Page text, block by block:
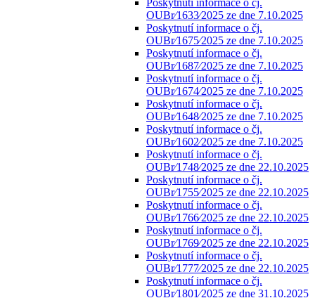
Poskytnutí informace o čj.
OUBr⁄1633⁄2025 ze dne 7.10.2025
Poskytnutí informace o čj.
OUBr⁄1675⁄2025 ze dne 7.10.2025
Poskytnutí informace o čj.
OUBr⁄1687⁄2025 ze dne 7.10.2025
Poskytnutí informace o čj.
OUBr⁄1674⁄2025 ze dne 7.10.2025
Poskytnutí informace o čj.
OUBr⁄1648⁄2025 ze dne 7.10.2025
Poskytnutí informace o čj.
OUBr⁄1602⁄2025 ze dne 7.10.2025
Poskytnutí informace o čj.
OUBr⁄1748⁄2025 ze dne 22.10.2025
Poskytnutí informace o čj.
OUBr⁄1755⁄2025 ze dne 22.10.2025
Poskytnutí informace o čj.
OUBr⁄1766⁄2025 ze dne 22.10.2025
Poskytnutí informace o čj.
OUBr⁄1769⁄2025 ze dne 22.10.2025
Poskytnutí informace o čj.
OUBr⁄1777⁄2025 ze dne 22.10.2025
Poskytnutí informace o čj.
OUBr⁄1801⁄2025 ze dne 31.10.2025